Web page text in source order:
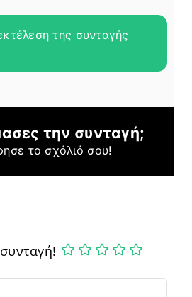
της συνταγής
την συνταγή;
το σχόλιό σου!